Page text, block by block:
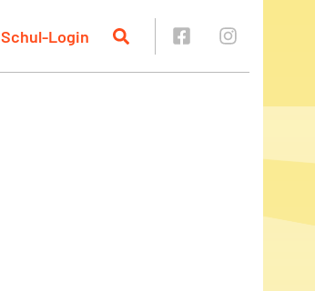
Schul-Login